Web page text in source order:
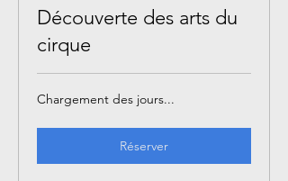
Découverte des arts du
cirque
Chargement des jours...
Réserver